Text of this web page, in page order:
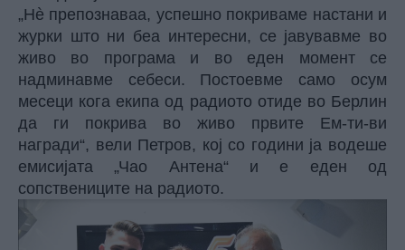
„Нè препознаваа, успешно покриваме настани и
журки што ни беа интересни, се јавувавме во
живо во програма и во еден момент се
надминавме себеси. Постоевме само осум
месеци кога екипа од радиото отиде во Берлин
да ги покрива во живо првите Ем-ти-ви
награди“, вели Петров, кој со години ја водеше
емисијата „Чао Антена“ и е еден од
сопствениците на радиото.